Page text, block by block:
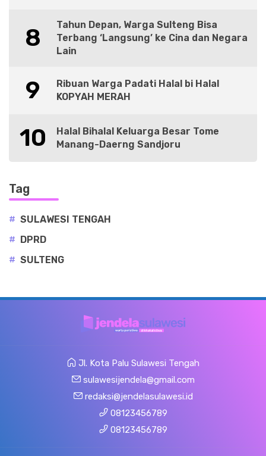
8
Tahun Depan, Warga Sulteng Bisa
Terbang ‘Langsung’ ke Cina dan Negara
Lain
9
Ribuan Warga Padati Halal bi Halal
KOPYAH MERAH
10
Halal Bihalal Keluarga Besar Tome
Manang-Daerng Sandjoru
Tag
# SULAWESI TENGAH
# DPRD
# SULTENG
Jl. Kota Palu Sulawesi Tengah
sulawesijendela@gmail.com
redaksi@jendelasulawesi.id
08123456789
08123456789